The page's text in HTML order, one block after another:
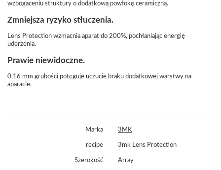
wzbogaceniu struktury o dodatkową powłokę ceramiczną.
Zmniejsza ryzyko stłuczenia.
Lens Protection wzmacnia aparat do 200%, pochłaniając energię
uderzenia.
Prawie niewidoczne.
0,16 mm grubości potęguje uczucie braku dodatkowej warstwy na
aparacie.
Marka 3MK
recipe 3mk Lens Protection
Szerokość Array